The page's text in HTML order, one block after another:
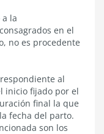
la
en el
no es procedente
al
inicio fijado por el
final la que
fecha del parto.
son los